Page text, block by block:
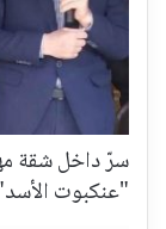
سرّ داخل شقة
"عنكبوت